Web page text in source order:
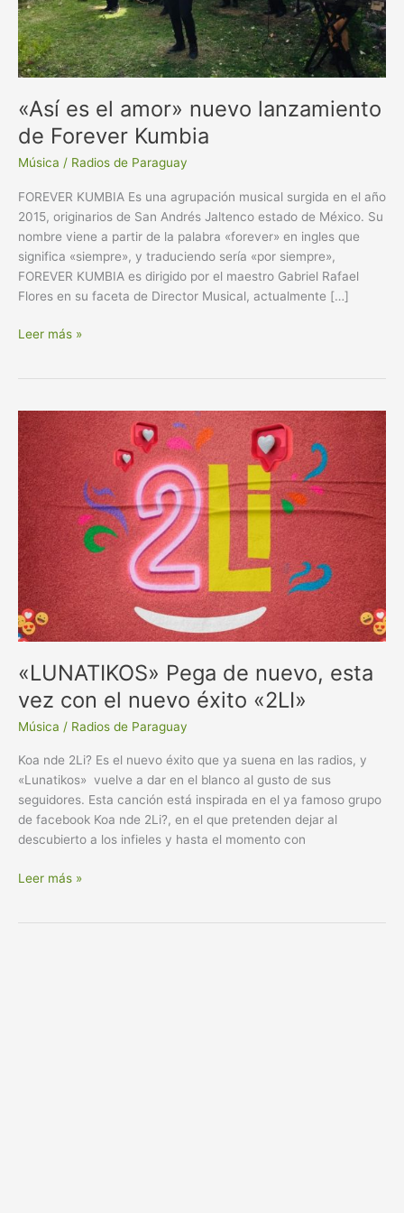
«Así es el amor» nuevo lanzamiento
de Forever Kumbia
Música / Radios de Paraguay
FOREVER KUMBIA Es una agrupación musical surgida en el año
2015, originarios de San Andrés Jaltenco estado de México. Su
nombre viene a partir de la palabra «forever» en ingles que
significa «siempre», y traduciendo sería «por siempre»,
FOREVER KUMBIA es dirigido por el maestro Gabriel Rafael
Flores en su faceta de Director Musical, actualmente […]
Kumbia
Leer más »
«LUNATIKOS» Pega de nuevo, esta
vez con el nuevo éxito «2LI»
Música / Radios de Paraguay
Koa nde 2Li? Es el nuevo éxito que ya suena en las radios, y
«Lunatikos» vuelve a dar en el blanco al gusto de sus
seguidores. Esta canción está inspirada en el ya famoso grupo
de facebook Koa nde 2Li?, en el que pretenden dejar al
descubierto a los infieles y hasta el momento con
«LUNATIKOS»
Pega
de
nuevo,
esta
vez
con
el
nuevo
éxito
«2LI»
Leer más »